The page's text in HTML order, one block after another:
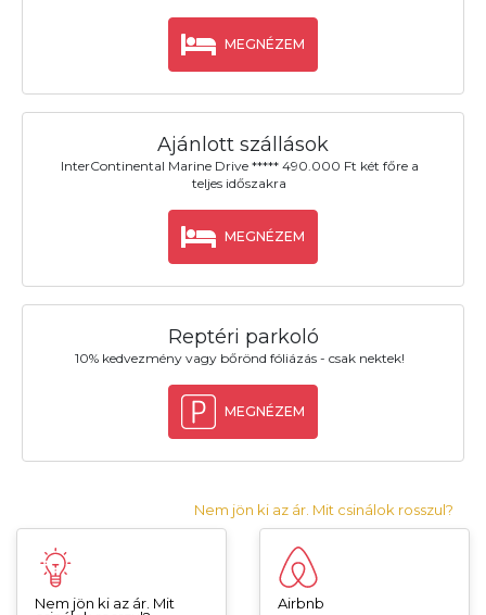
MEGNÉZEM
Ajánlott szállások
InterContinental Marine Drive ***** 490.000 Ft két főre a
teljes időszakra
MEGNÉZEM
Reptéri parkoló
10% kedvezmény vagy bőrönd fóliázás - csak nektek!
MEGNÉZEM
Nem jön ki az ár. Mit csinálok rosszul?
Nem jön ki az ár. Mit
Airbnb